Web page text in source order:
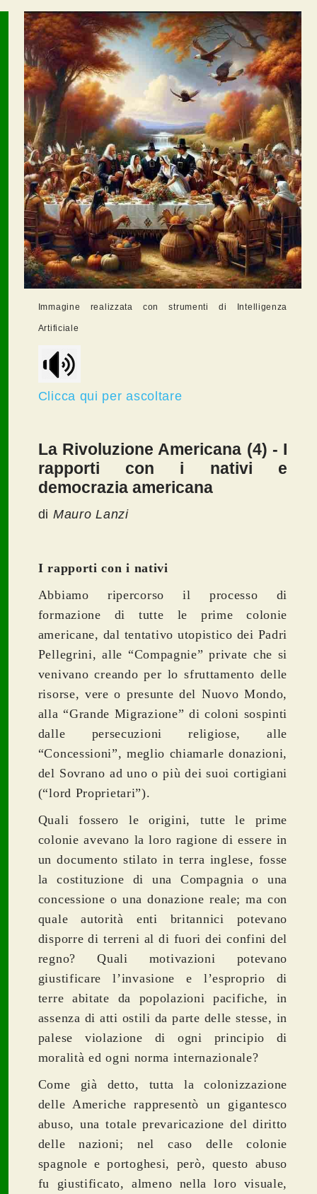
Immagine realizzata con strumenti di Intelligenza
Artificiale
Clicca qui per ascoltare
La Rivoluzione Americana (4) - I
rapporti con i nativi e
democrazia americana
di Mauro Lanzi
I rapporti con i nativi
Abbiamo ripercorso il processo di
formazione di tutte le prime colonie
americane, dal tentativo utopistico dei Padri
Pellegrini, alle “Compagnie” private che si
venivano creando per lo sfruttamento delle
risorse, vere o presunte del Nuovo Mondo,
alla “Grande Migrazione” di coloni sospinti
dalle persecuzioni religiose, alle
“Concessioni”, meglio chiamarle donazioni,
del Sovrano ad uno o più dei suoi cortigiani
(“lord Proprietari”).
Quali fossero le origini, tutte le prime
colonie avevano la loro ragione di essere in
un documento stilato in terra inglese, fosse
la costituzione di una Compagnia o una
concessione o una donazione reale; ma con
quale autorità enti britannici potevano
disporre di terreni al di fuori dei confini del
regno? Quali motivazioni potevano
giustificare l’invasione e l’esproprio di
terre abitate da popolazioni pacifiche, in
assenza di atti ostili da parte delle stesse, in
palese violazione di ogni principio di
moralità ed ogni norma internazionale?
Come già detto, tutta la colonizzazione
delle Americhe rappresentò un gigantesco
abuso, una totale prevaricazione del diritto
delle nazioni; nel caso delle colonie
spagnole e portoghesi, però, questo abuso
fu giustificato, almeno nella loro visuale,